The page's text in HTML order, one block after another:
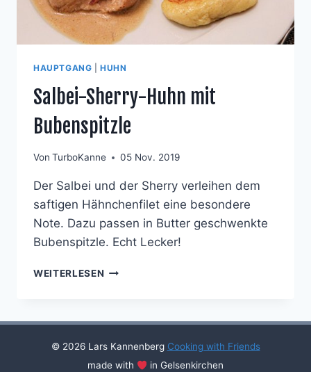
HAUPTGANG |HUHN
Salbei-Sherry-Huhn mit
Bubenspitzle
Von TurboKanne 05 Nov. 2019
Der Salbei und der Sherry verleihen dem
saftigen Hähnchenfilet eine besondere
Note. Dazu passen in Butter geschwenkte
Bubenspitzle. Echt Lecker!
WEITERLESEN SALBEI-
BUBENSPITZLE
© 2026 Lars Kannenberg Cooking with Friends
made with
in Gelsenkirchen